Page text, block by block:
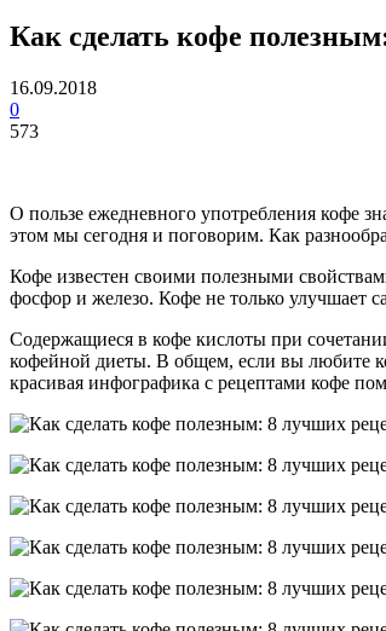
Как сделать кофе
16.09.2018
0
573
О пользе ежедневного употребления кофе
этом мы сегодня и поговорим. Как
Кофе известен своими полезными
фосфор и железо. Кофе не только улучшает
Содержащиеся в кофе кислоты при
кофейной диеты. В общем, если вы любите
красивая инфографика с рецептами кофе